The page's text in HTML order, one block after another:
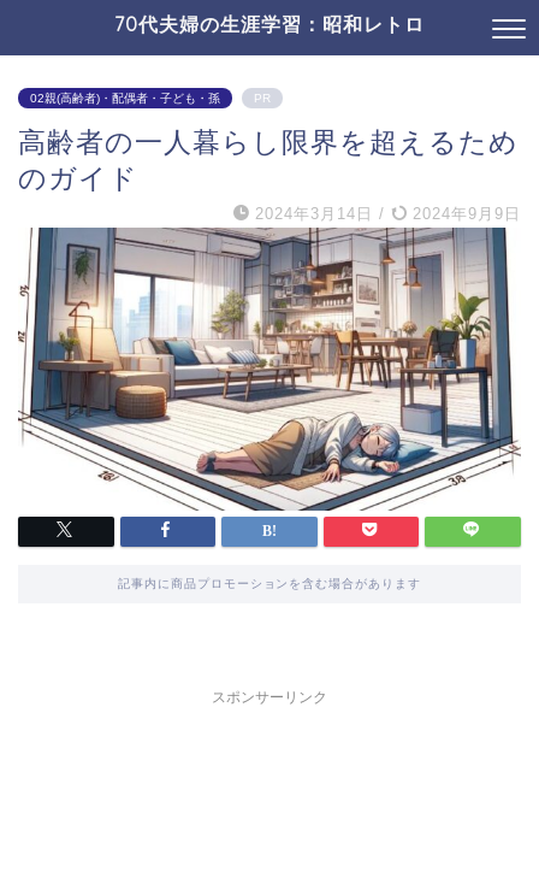
70代夫婦の生涯学習：昭和レトロ
02親(高齢者)・配偶者・子ども・孫 PR
高齢者の一人暮らし限界を超えるため
のガイド
2024年3月14日 / 2024年9月9日
記事内に商品プロモーションを含む場合があります
スポンサーリンク